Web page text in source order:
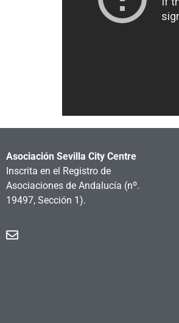
Asociación Sevilla City Centre
Inscrita en el Registro de
Asociaciones de Andalucía (nº.
19497, Sección 1).